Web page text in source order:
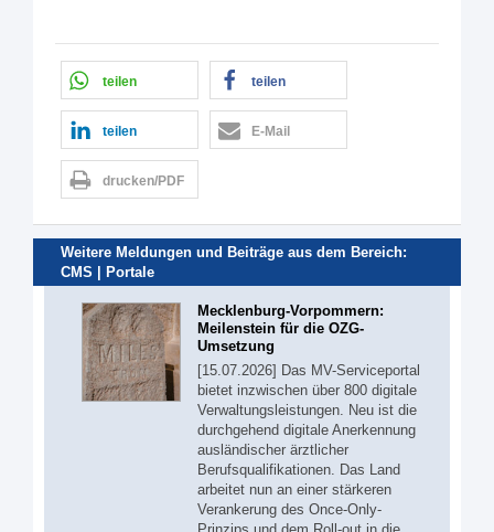
teilen teilen
teilen E-Mail
drucken/PDF
Weitere Meldungen und Beiträge aus dem Bereich:
CMS | Portale
Mecklenburg-Vorpommern:
Meilenstein für die OZG-
Umsetzung
[15.07.2026] Das MV-Serviceportal
bietet inzwischen über 800 digitale
Verwaltungsleistungen. Neu ist die
durchgehend digitale Anerkennung
ausländischer ärztlicher
Berufsqualifikationen. Das Land
arbeitet nun an einer stärkeren
Verankerung des Once-Only-